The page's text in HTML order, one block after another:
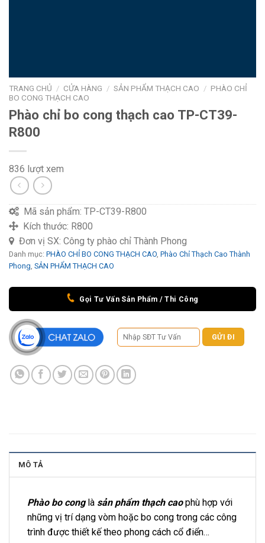
TRANG CHỦ / CỬA HÀNG / SẢN PHẨM THẠCH CAO / PHÀO CHỈ
BO CONG THẠCH CAO
Phào chỉ bo cong thạch cao TP-CT39-
R800
836 lượt xem
Mã sản phẩm: TP-CT39-R800
Kích thước: R800
Đơn vị SX: Công ty phào chỉ Thành Phong
Danh mục: PHÀO CHỈ BO CONG THẠCH CAO, Phào Chỉ Thạch Cao Thành
Phong, SẢN PHẨM THẠCH CAO
Gọi Tư Vấn Sản Phẩm / Thi Công
MÔ TẢ
Phào bo conglà sản phẩm thạch caophù hợp với
những vị trí dạng vòm hoặc bo cong trong các công
trình được thiết kế theo phong cách cổ điển…